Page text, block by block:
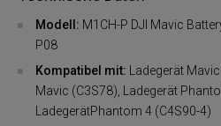
Modell: M1CH-P DJI Mavic
P08
Kompatibel mit:
Ladegerät
Mavic (C3S78), Ladegerät
LadegerätPhantom 4 (C4S90-4)